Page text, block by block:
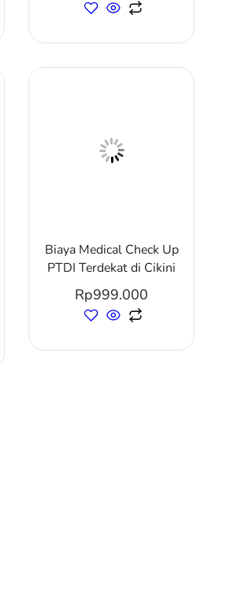
Biaya Medical Check Up
PTDI Terdekat di Cikini
Rp999.000